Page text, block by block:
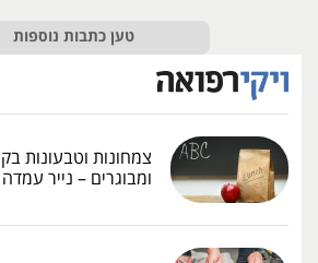
טען כתבות נוספות
צמחונות וטבעונות
ומבוגרים – נייר עמדה